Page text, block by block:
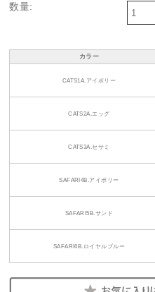
数量:
カラー
CATS1A.アイボリー
CATS2A.エッグ
CATS3A.セサミ
SAFARI4B.アイボリー
SAFARI5B.サンド
SAFARI6B.ロイヤルブルー